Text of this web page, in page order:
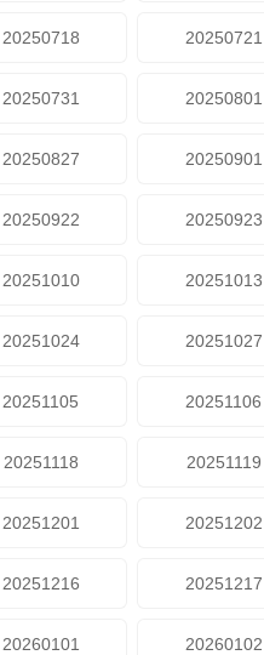
20250718 20250721
20250731 20250801
20250827 20250901
20250922 20250923
20251010 20251013
20251024 20251027
20251105 20251106
20251118 20251119
20251201 20251202
20251216 20251217
20260101 20260102